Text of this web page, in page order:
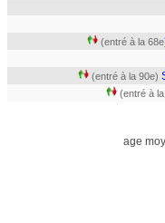
(entré à la
(entré à la 90e)
(entré à
age